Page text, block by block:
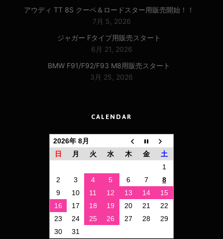
アウディ TT 8S クーペ＆ロードスター用販売開始！！
7月 5, 2026
ジャガー Fタイプ用販売スタート
6月 21, 2026
BMW F91/F92/F93 M8用販売スタート
3月 25, 2026
CALENDAR
2026年 8月
日
月 火 水 木 金
土
1
2
3 4 5 6 7
8
9
10 11 12 13 14
15
16
17 18 19 20 21
22
23
24 25 26 27 28
29
30
31